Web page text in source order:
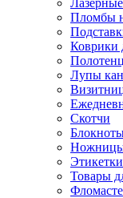
Пломбы
Коврики
Лупы
Скотчи
Товары